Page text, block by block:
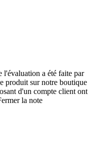
a été faite par
produit sur notre boutique
d'un compte client ont
la note